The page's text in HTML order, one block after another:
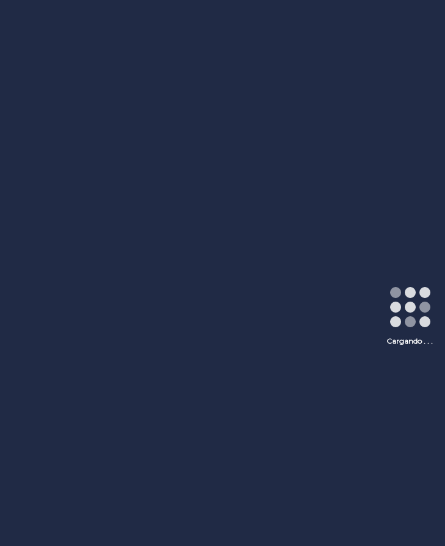
Cargando . . .